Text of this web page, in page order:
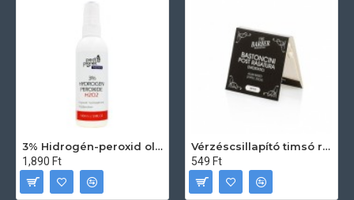
3% Hidrogén-peroxid oldat (sebfertőtlenítő) 100ml
1,890 Ft
Vérzéscsillapító timsó rúd 20db
549 Ft